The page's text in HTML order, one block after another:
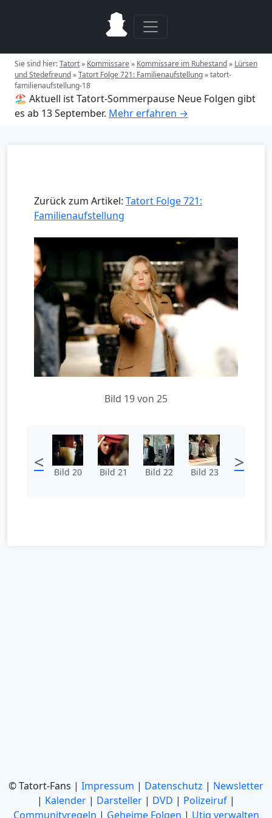
Sie sind hier:Tatort» Kommissare» Kommissare im Ruhestand» Lürsen
und Stedefreund»Tatort Folge 721: Familienaufstellung»tatort-
familienaufstellung-18
🏖️ Aktuell ist Tatort-Sommerpause Neue Folgen gibt
es ab 13 September. Mehr erfahren →
Zurück zum Artikel: Tatort Folge 721:
Familienaufstellung
Bild 19 von 25
< Bild 20 Bild 21 Bild 22 Bild 23 >
© Tatort-Fans | Impressum | Datenschutz | Newsletter
| Kalender | Darsteller | DVD | Polizeiruf |
Communityregeln | Geheime Folgen | Utiq verwalten